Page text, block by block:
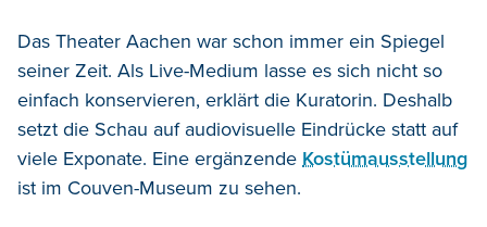
Das Theater Aachen war schon immer ein Spiegel
seiner Zeit. Als Live-Medium lasse es sich nicht so
einfach konservieren, erklärt die Kuratorin. Deshalb
setzt die Schau auf audiovisuelle Eindrücke statt auf
viele Exponate. Eine ergänzende Kostümausstellung
ist im Couven-Museum zu sehen.